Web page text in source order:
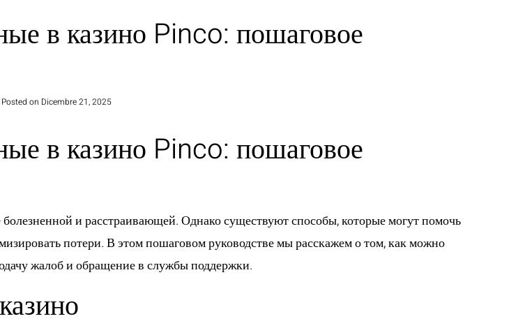
в казино Pinco: пошаговое
Posted on Dicembre 21, 2025
в казино Pinco: пошаговое
и расстраивающей. Однако существуют способы, которые могут помочь
потери. В этом пошаговом руководстве мы расскажем о том, как можно
жалоб и обращение в службы поддержки.